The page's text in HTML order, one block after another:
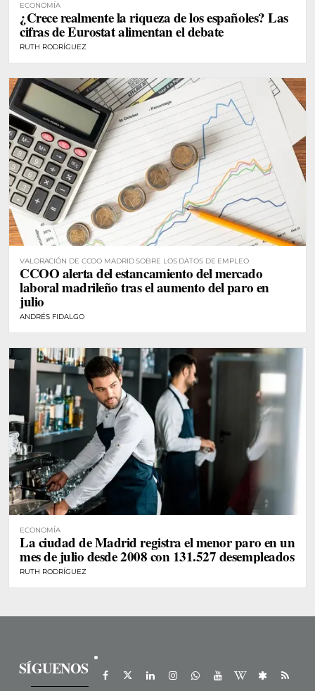
ECONOMÍA
¿Crece realmente la riqueza de los españoles? Las
cifras de Eurostat alimentan el debate
RUTH RODRÍGUEZ
VALORACIÓN DE CCOO MADRID SOBRE LOS DATOS DE EMPLEO
CCOO alerta del estancamiento del mercado
laboral madrileño tras el aumento del paro en
julio
ANDRÉS FIDALGO
ECONOMÍA
La ciudad de Madrid registra el menor paro en un
mes de julio desde 2008 con 131.527 desempleados
RUTH RODRÍGUEZ
SÍGUENOS